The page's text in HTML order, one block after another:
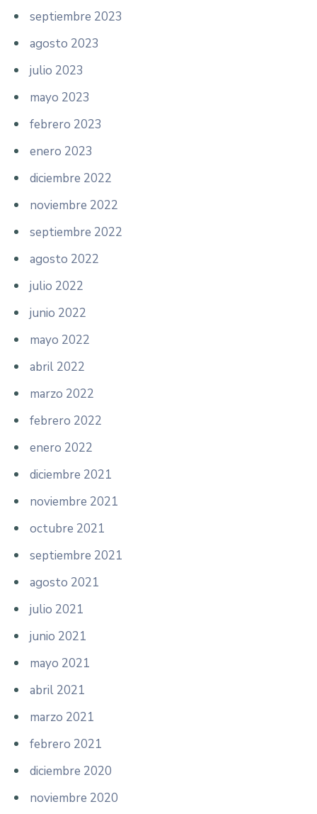
septiembre 2023
agosto 2023
julio 2023
mayo 2023
febrero 2023
enero 2023
diciembre 2022
noviembre 2022
septiembre 2022
agosto 2022
julio 2022
junio 2022
mayo 2022
abril 2022
marzo 2022
febrero 2022
enero 2022
diciembre 2021
noviembre 2021
octubre 2021
septiembre 2021
agosto 2021
julio 2021
junio 2021
mayo 2021
abril 2021
marzo 2021
febrero 2021
diciembre 2020
noviembre 2020